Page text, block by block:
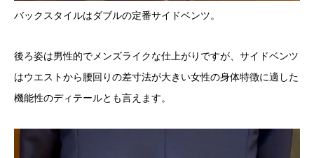
バックスタイルはダブルの定番サイドベンツ。
後ろ姿は男性的でメンズライクな仕上がりですが、サイドベンツ
はウエストから腰回りの差寸法が大きい女性の身体特徴に適した
機能性のディテールとも言えます。